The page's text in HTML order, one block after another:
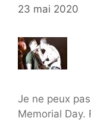
23 mai 2020
Je ne peux
Memorial Day.